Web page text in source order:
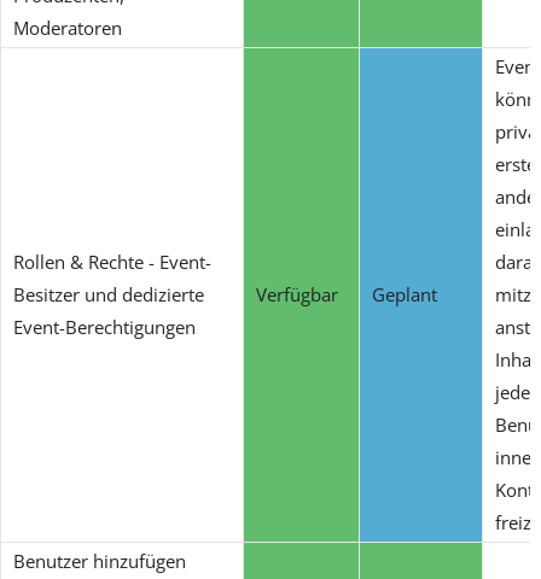
Moderatoren
Rollen & Rechte - Event-
Besitzer und dedizierte
Event-Berechtigungen
Verfügbar Geplant
jeden
Benutzer hinzufügen